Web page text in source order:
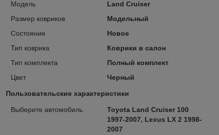
Модель
Land Cruiser
Размер ковриков
Модельный
Состояние
Новое
Тип коврика
Коврики в салон
Тип комплекта
Полный комплект
Цвет
Черный
Пользовательские характеристики
Выберите автомобиль
Toyota Land Cruiser 100
1997-2007, Lexus LX 2 1998-
2007